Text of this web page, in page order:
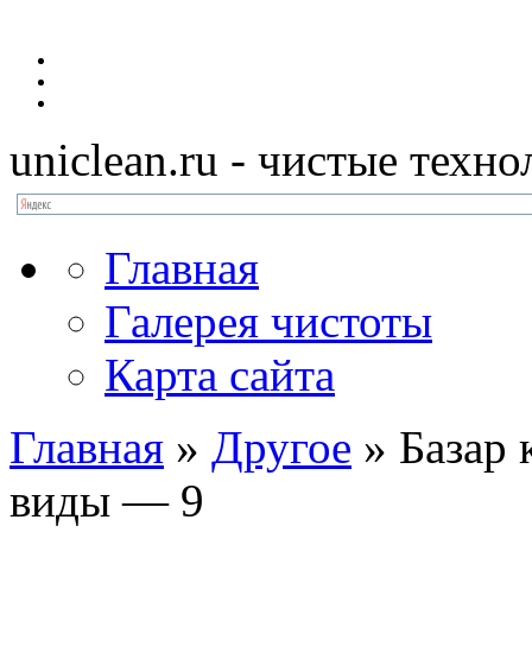
uniclean.ru - чистые
Главная
Галерея чистоты
Карта сайта
Главная » Другое » Базар
виды — 9